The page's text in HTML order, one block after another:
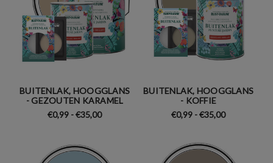
BUITENLAK, HOOGGLANS
- GEZOUTEN KARAMEL
€0,99 - €35,00
BUITENLAK, HOOGGLANS
- KOFFIE
€0,99 - €35,00